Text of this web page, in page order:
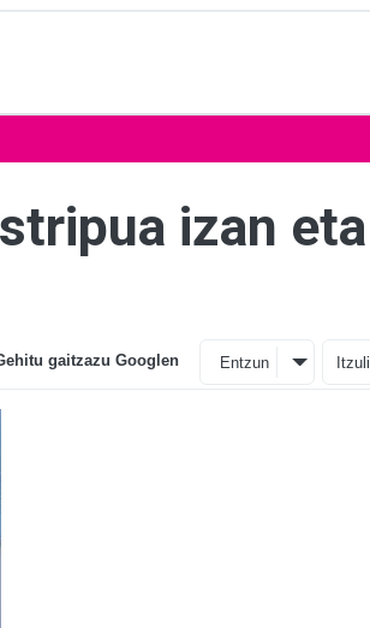
izan eta
gaitzazu Googlen Entzun Itzuli